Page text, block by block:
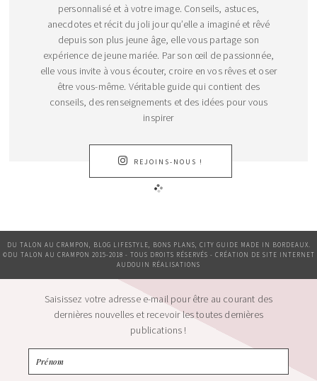
personnalisé et à votre image. Conseils, astuces,
anecdotes et récit du joli jour qu’elle a imaginé et rêvé
depuis son plus jeune âge, elle vous partage son
expérience de jeune mariée. Par son œil de passionnée,
elle vous invite à vous écouter, croire en vos rêves et oser
être vous-même. Véritable guide qui contient des
conseils, des renseignements et des idées pour vous
inspirer
REJOINS-NOUS !
DU TALON AU CRAMPON, BLOG LIFESTYLE, BONS PLANS, CITY GUIDE MADE IN BORDEAUX.
©DU TALON AU CRAMPON 2015-2018 - TOUS DROITS RÉSERVÉS - CRÉATION DE SITE INTERNET
AUDOUIN RÉALISATIONS
Saisissez votre adresse e-mail pour être au courant des
dernières nouvelles et recevoir les toutes dernières
publications !